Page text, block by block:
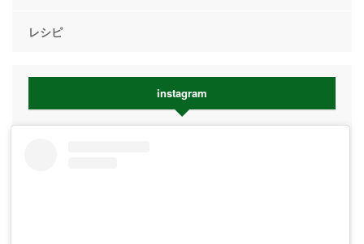
レシピ
instagram